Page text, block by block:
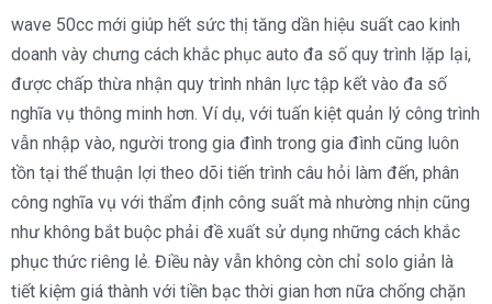
wave 50cc mới giúp hết sức thị tăng dần hiệu suất cao kinh
doanh vày chưng cách khắc phục auto đa số quy trình lặp lại,
được chấp thừa nhận quy trình nhân lực tập kết vào đa số
nghĩa vụ thông minh hơn. Ví dụ, với tuấn kiệt quản lý công trình
vẫn nhập vào, người trong gia đình trong gia đình cũng luôn
tồn tại thể thuận lợi theo dõi tiến trình câu hỏi làm đến, phân
công nghĩa vụ với thẩm định công suất mà nhường nhịn cũng
như không bắt buộc phải đề xuất sử dụng những cách khắc
phục thức riêng lẻ. Điều này vẫn không còn chỉ solo giản là
tiết kiệm giá thành với tiền bạc thời gian hơn nữa chống chặn